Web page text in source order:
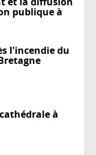
publique à
l'incendie du
à